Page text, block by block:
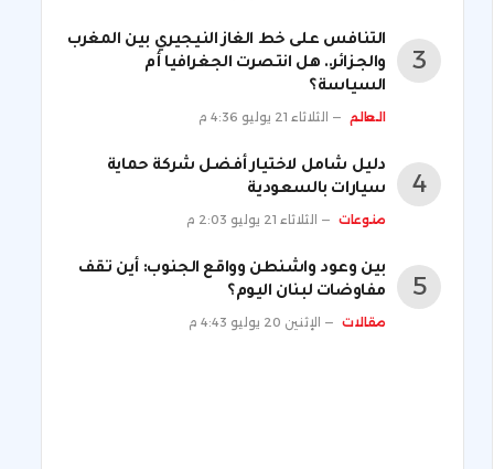
التنافس على خط الغاز النيجيري بين المغرب
والجزائر.. هل انتصرت الجغرافيا أم
السياسة؟
العالم الثلاثاء 21 يوليو 4:36 م
دليل شامل لاختيار أفضل شركة حماية
سيارات بالسعودية
منوعات الثلاثاء 21 يوليو 2:03 م
بين وعود واشنطن وواقع الجنوب: أين تقف
مفاوضات لبنان اليوم؟
مقالات الإثنين 20 يوليو 4:43 م